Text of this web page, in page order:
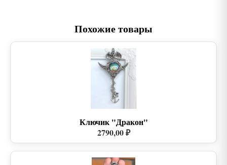
Похожие товары
Ключик "Дракон"
2790,00 ₽